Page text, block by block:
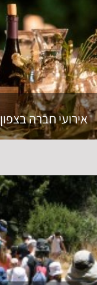
אירועי חברה בצפון